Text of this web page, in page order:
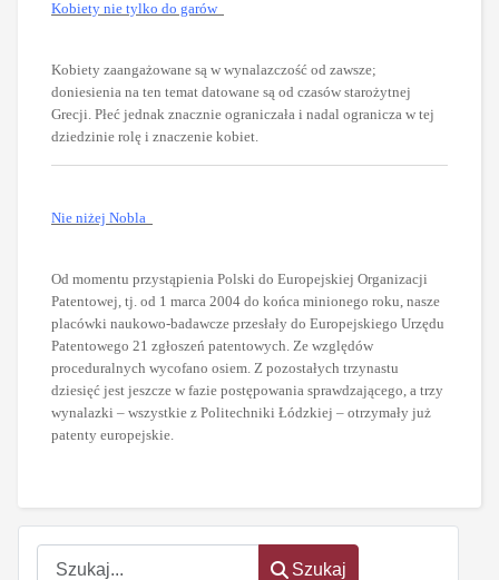
Szukaj
Szukaj
Kobiety nie tylko do garów
Kobiety zaangażowane są w wynalazczość od zawsze;
doniesienia na ten temat datowane są od czasów starożytnej
Grecji. Płeć jednak znacznie ograniczała i nadal ogranicza w tej
dziedzinie rolę i znaczenie kobiet.
Nie niżej Nobla
Od momentu przystąpienia Polski do Europejskiej Organizacji
Patentowej, tj. od 1 marca 2004 do końca minionego roku, nasze
placówki naukowo-badawcze przesłały do Europejskiego Urzędu
Patentowego 21 zgłoszeń patentowych. Ze względów
proceduralnych wycofano osiem. Z pozostałych trzynastu
dziesięć jest jeszcze w fazie postępowania sprawdzającego, a trzy
wynalazki – wszystkie z Politechniki Łódzkiej – otrzymały już
patenty europejskie.